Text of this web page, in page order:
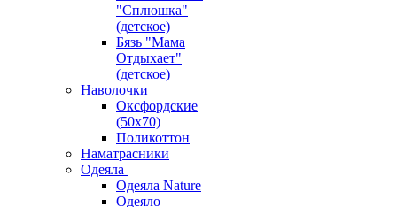
"Сплюшка"
(детское)
Бязь "Мама
Отдыхает"
(детское)
Наволочки
Оксфордские
(50х70)
Поликоттон
Наматрасники
Одеяла
Одеяла Nature
Одеяло